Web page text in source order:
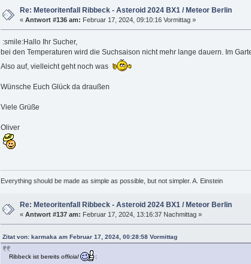
Re: Meteoritenfall Ribbeck - Asteroid 2024 BX1 / Meteor Berlin
« Antwort #136 am: Februar 17, 2024, 09:10:16 Vormittag »
:smile:Hallo Ihr Sucher,
bei den Temperaturen wird die Suchsaison nicht mehr lange dauern. Im
Also auf, vielleicht geht noch was
Wünsche Euch Glück da draußen
Viele Grüße
Oliver
Everything should be made as simple as possible, but not simpler. A. Einstein
Re: Meteoritenfall Ribbeck - Asteroid 2024 BX1 / Meteor Berlin
« Antwort #137 am: Februar 17, 2024, 13:16:37 Nachmittag »
Zitat von: karmaka am Februar 17, 2024, 00:28:58 Vormittag
Ribbeck ist bereits official :